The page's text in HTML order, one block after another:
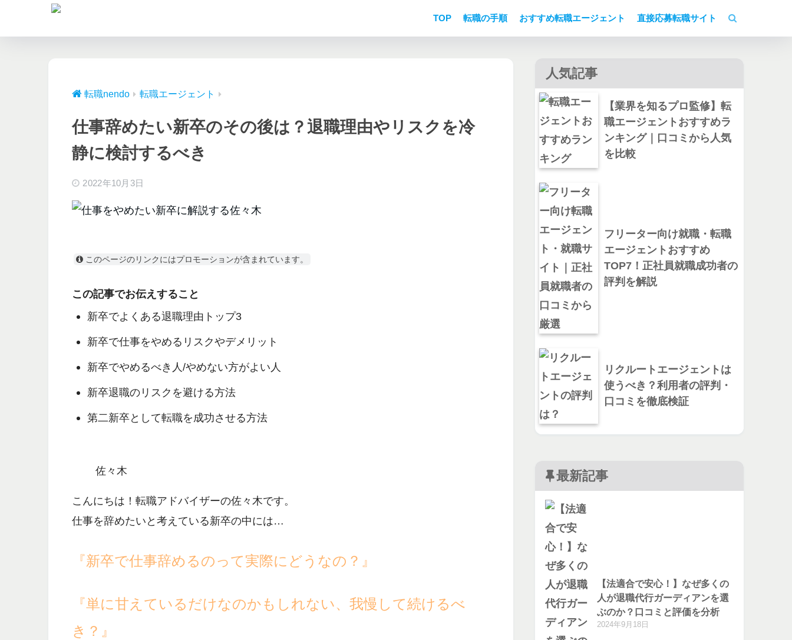
TOP 転職の手順 おすすめ転職エージェント 直接応募転職サイト
転職nendo 転職エージェント
仕事辞めたい新卒のその後は？退職理由やリスクを冷
静に検討するべき
2022年10月3日
このページのリンクにはプロモーションが含まれています。
この記事でお伝えすること
新卒でよくある退職理由トップ3
新卒で仕事をやめるリスクやデメリット
新卒でやめるべき人/やめない方がよい人
新卒退職のリスクを避ける方法
第二新卒として転職を成功させる方法
佐々木
こんにちは！転職アドバイザーの佐々木です。
仕事を辞めたいと考えている新卒の中には…
『新卒で仕事辞めるのって実際にどうなの？』
『単に甘えているだけなのかもしれない、我慢して続けるべ
き？』
人気記事
【業界を知るプロ監修】転
職エージェントおすすめラ
ンキング｜口コミから人気
を比較
フリーター向け就職・転職
エージェントおすすめ
TOP7！正社員就職成功者の
評判を解説
リクルートエージェントは
使うべき？利用者の評判・
口コミを徹底検証
最新記事
【法適合で安心！】なぜ多くの
人が退職代行ガーディアンを選
ぶのか？口コミと評価を分析
2024年9月18日